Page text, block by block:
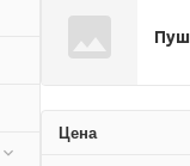
Цена